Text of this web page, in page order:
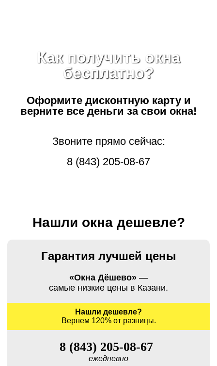
Как получить окна
бесплатно?
Оформите дисконтную картуи
верните все деньги за свои окна!
Звоните прямо сейчас:
8 (843) 205-08-67
Нашли окна дешевле?
Гарантия лучшей цены
«Окна Дёшево» —
самые низкие цены в Казани.
Нашли дешевле?
Вернем 120% от разницы.
8 (843) 205-08-67
ежедневно